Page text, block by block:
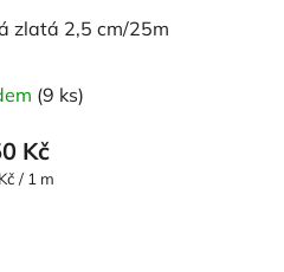
zlatá 2,5 cm/25m
(9 ks)
Kč
/ 1 m